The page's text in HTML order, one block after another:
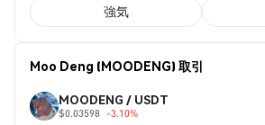
強気
Moo Deng (MOODENG) 取引
MOODENG / USDT
$0.03598 -3.10%